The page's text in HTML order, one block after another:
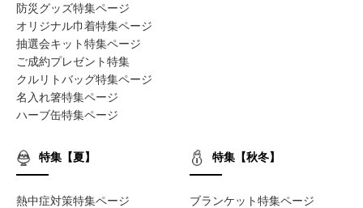
防災グッズ特集ページ
オリジナル巾着特集ページ
抽選会キット特集ページ
ご成約プレゼント特集
クルリトバッグ特集ページ
名入れ箸特集ページ
ハーブ缶特集ページ
特集【夏】
熱中症対策特集ページ
特集【秋冬】
ブランケット特集ページ